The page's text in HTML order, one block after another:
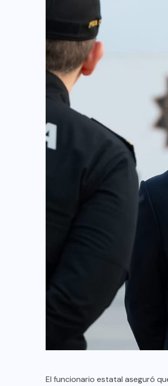
El funcionario estatal aseguró